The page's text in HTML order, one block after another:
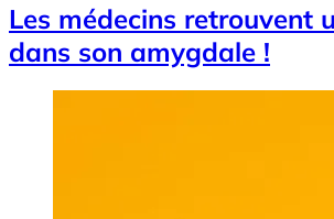
Les médecins retrouvent
dans son amygdale !